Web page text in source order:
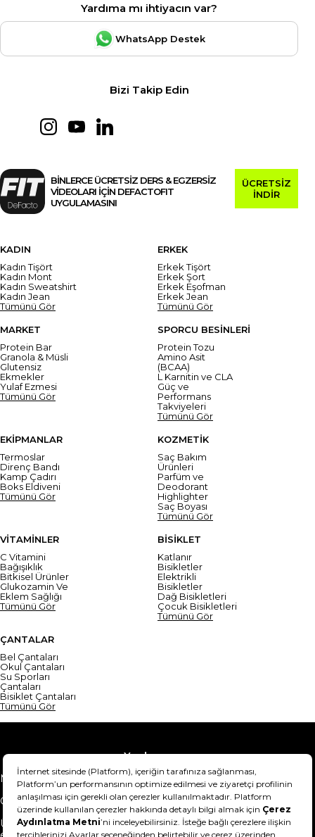
Yardıma mı ihtiyacın var?
WhatsApp Destek
Bizi Takip Edin
BİNLERCE ÜCRETSİZ DERS & EGZERSİZ
VİDEOLARI İÇİN DEFACTOFIT
UYGULAMASINI
ÜCRETSİZ
İNDİR
KADIN
Kadın Tişört
Kadın Mont
Kadın Sweatshirt
Kadın Jean
Tümünü Gör
ERKEK
Erkek Tişört
Erkek Şort
Erkek Eşofman
Erkek Jean
Tümünü Gör
MARKET
Protein Bar
Granola & Müsli
Glutensiz
Ekmekler
Yulaf Ezmesi
Tümünü Gör
SPORCU BESİNLERİ
Protein Tozu
Amino Asit
(BCAA)
L Karnitin ve CLA
Güç ve
Performans
Takviyeleri
Tümünü Gör
EKİPMANLAR
Termoslar
Direnç Bandı
Kamp Çadırı
Boks Eldiveni
Tümünü Gör
KOZMETİK
Saç Bakım
Ürünleri
Parfüm ve
Deodorant
Highlighter
Saç Boyası
Tümünü Gör
VİTAMİNLER
C Vitamini
Bağışıklık
Bitkisel Ürünler
Glukozamin Ve
Eklem Sağlığı
Tümünü Gör
BİSİKLET
Katlanır
Bisikletler
Elektrikli
Bisikletler
Dağ Bisikletleri
Çocuk Bisikletleri
Tümünü Gör
ÇANTALAR
Bel Çantaları
Okul Çantaları
Su Sporları
Çantaları
Bisiklet Çantaları
Tümünü Gör
Yardım
Mesafeli Satış Sözleşmesi
Teslimat Bilgisi
Gizlilik Sözleşmesi
Şartlar & Koşullar
Ürünümü nasıl iade
Hakkımızda